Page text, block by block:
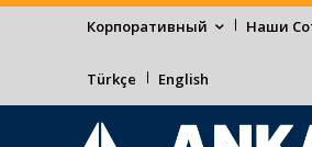
Корпоративный Наши
Türkçe English